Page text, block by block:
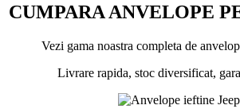
CUMPARA ANVELOPE
Vezi gama noastra completa de
Livrare rapida, stoc diversificat,